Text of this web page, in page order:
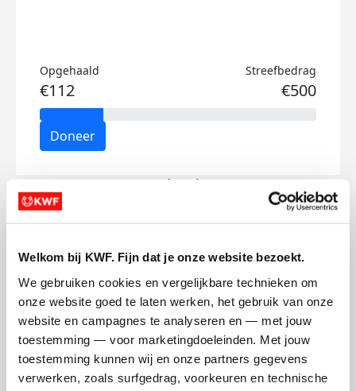
Welkom bij KWF. Fijn dat je onze website bezoekt.
We gebruiken cookies en vergelijkbare technieken om
onze website goed te laten werken, het gebruik van onze
website en campagnes te analyseren en — met jouw
toestemming — voor marketingdoeleinden. Met jouw
toestemming kunnen wij en onze partners gegevens
verwerken, zoals surfgedrag, voorkeuren en technische
Opgehaald
€112
Streefbedrag
€500
Doneer
Bo's badges